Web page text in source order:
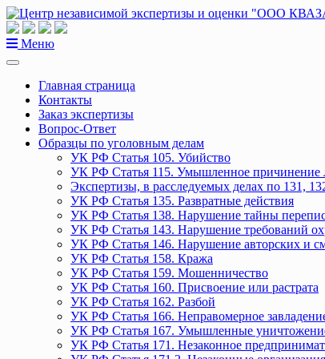
Перейти
к
содержанию
Меню
Главная страница
Контакты
Заказ экспертизы
Вопрос-Ответ
Образцы по уголовным делам
УК РФ Статья 105. Убийство
УК РФ Статья 115. Умышленное причинение
Экспертизы, в расследуемых делах по 131,
УК РФ Статья 135. Развратные действия
УК РФ Статья 138. Нарушение тайны
УК РФ Статья 143. Нарушение требований
УК РФ Статья 146. Нарушение авторских и
УК РФ Статья 158. Кража
УК РФ Статья 159. Мошенничество
УК РФ Статья 160. Присвоение или растрата
УК РФ Статья 162. Разбой
УК РФ Статья 166. Неправомерное
УК РФ Статья 167. Умышленные
УК РФ Статья 171. Незаконное